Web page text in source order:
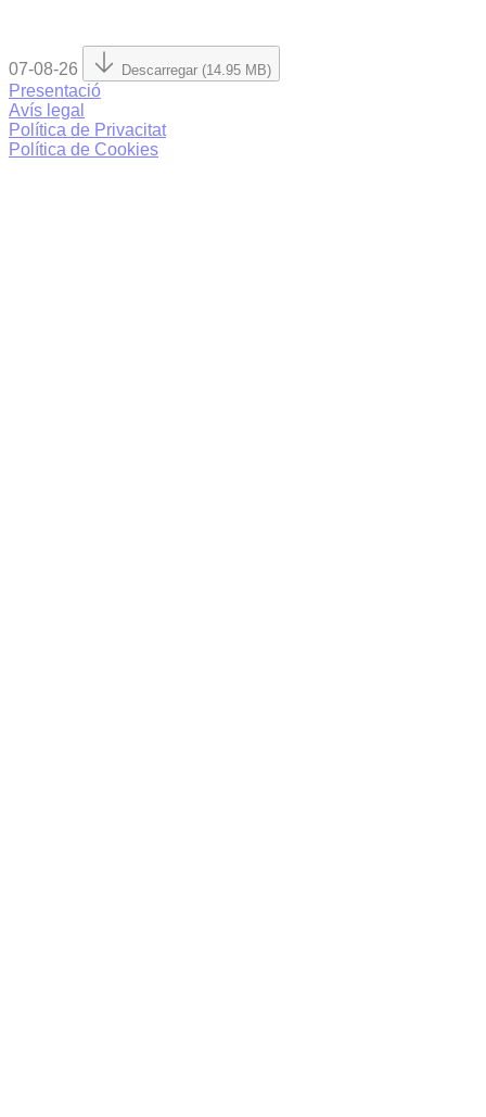
07-08-26 Descarregar (14.95 MB)
Presentació
Avís legal
Política de Privacitat
Política de Cookies